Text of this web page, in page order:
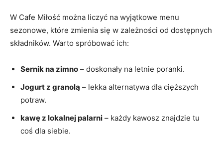
W Cafe Miłość można liczyć na wyjątkowe menu
sezonowe, które zmienia się w zależności od dostępnych
składników. Warto spróbować ich:
Sernik na zimno – doskonały na letnie poranki.
Jogurt z granolą – lekka alternatywa dla cięższych
potraw.
kawę z lokalnej palarni – każdy kawosz znajdzie tu
coś dla siebie.